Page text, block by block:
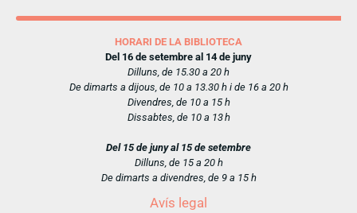
HORARI DE LA BIBLIOTECA
Del 16 de setembre al 14 de juny
Dilluns, de 15.30 a 20 h
De dimarts a dijous, de 10 a 13.30 h i de 16 a 20 h
Divendres, de 10 a 15 h
Dissabtes, de 10 a 13 h
Del 15 de juny al 15 de setembre
Dilluns, de 15 a 20 h
De dimarts a divendres, de 9 a 15 h
Avís legal